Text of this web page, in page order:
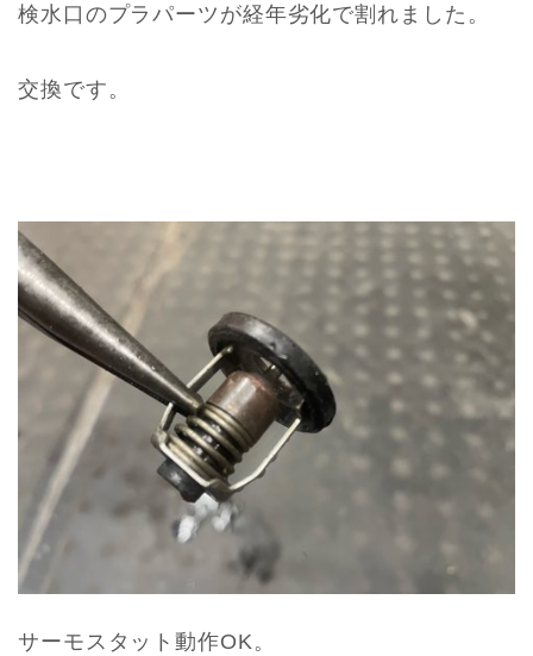
検水口のプラパーツが経年劣化で割れました。
交換です。
サーモスタット動作OK。